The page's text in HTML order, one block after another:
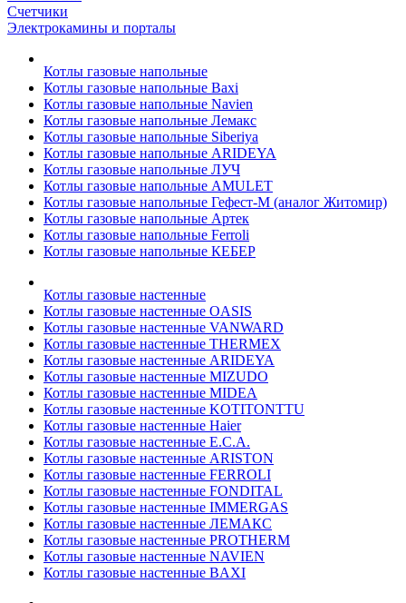
Счетчики
Электрокамины и порталы
Котлы газовые напольные
Котлы газовые напольные Baxi
Котлы газовые напольные Navien
Котлы газовые напольные Лемакс
Котлы газовые напольные Siberiya
Котлы газовые напольные ARIDEYA
Котлы газовые напольные ЛУЧ
Котлы газовые напольные AMULET
Котлы газовые напольные Гефест-М (аналог Житомир)
Котлы газовые напольные Артек
Котлы газовые напольные Ferroli
Котлы газовые напольные КЕБЕР
Котлы газовые настенные
Котлы газовые настенные OASIS
Котлы газовые настенные VANWARD
Котлы газовые настенные THERMEX
Котлы газовые настенные ARIDEYA
Котлы газовые настенные MIZUDO
Котлы газовые настенные MIDEA
Котлы газовые настенные KOTITONTTU
Котлы газовые настенные Haier
Котлы газовые настенные E.C.A.
Котлы газовые настенные ARISTON
Котлы газовые настенные FERROLI
Котлы газовые настенные FONDITAL
Котлы газовые настенные IMMERGAS
Котлы газовые настенные ЛЕМАКС
Котлы газовые настенные PROTHERM
Котлы газовые настенные NAVIEN
Котлы газовые настенные BAXI